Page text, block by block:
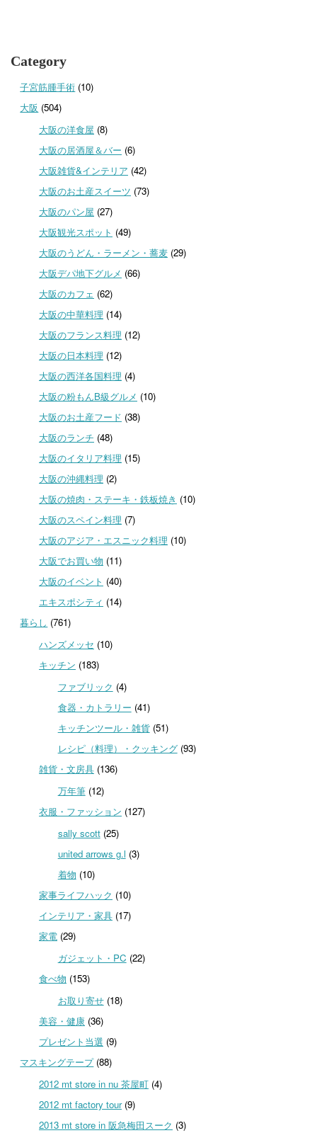
Category
子宮筋腫手術 (10)
大阪 (504)
大阪の洋食屋 (8)
大阪の居酒屋＆バー (6)
大阪雑貨&インテリア (42)
大阪のお土産スイーツ (73)
大阪のパン屋 (27)
大阪観光スポット (49)
大阪のうどん・ラーメン・蕎麦(29)
大阪デパ地下グルメ (66)
大阪のカフェ (62)
大阪の中華料理 (14)
大阪のフランス料理 (12)
大阪の日本料理 (12)
大阪の西洋各国料理 (4)
大阪の粉もんB級グルメ (10)
大阪のお土産フード (38)
大阪のランチ (48)
大阪のイタリア料理 (15)
大阪の沖縄料理 (2)
大阪の焼肉・ステーキ・鉄板焼き (10)
大阪のスペイン料理 (7)
大阪のアジア・エスニック料理 (10)
大阪でお買い物 (11)
大阪のイベント (40)
エキスポシティ (14)
暮らし (761)
ハンズメッセ (10)
キッチン (183)
ファブリック (4)
食器・カトラリー (41)
キッチンツール・雑貨(51)
レシピ（料理）・クッキング(93)
雑貨・文房具(136)
万年筆(12)
衣服・ファッション (127)
sally scott(25)
united arrows g.l (3)
着物 (10)
家事ライフハック (10)
インテリア・家具(17)
家電(29)
ガジェット・PC (22)
食べ物 (153)
お取り寄せ(18)
美容・健康(36)
プレゼント当選 (9)
マスキングテープ(88)
2012 mt store in nu 茶屋町(4)
2012 mt factory tour(9)
2013 mt store in 阪急梅田スーク (3)